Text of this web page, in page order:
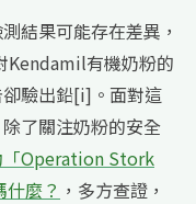
結果可能存在差異，
Kendamil有機奶粉的
驗出鉛[i]。面對這
了關注奶粉的安全
「Operation Stork
麼？ ，多方查證，